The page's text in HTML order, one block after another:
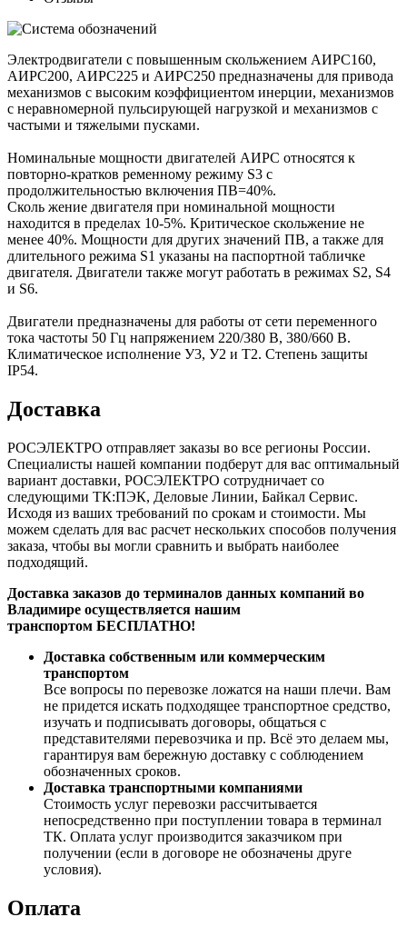
Электродвигатели с повышенным скольжением АИРС160,
АИРС200, АИРС225 и АИРС250 предназначены для привода
механизмов с высоким коэффициентом инерции, механизмов
с неравномерной пульсирующей нагрузкой и механизмов с
частыми и тяжелыми пусками.
Номинальные мощности двигателей АИРС относятся к
повторно-кратков ременному режиму S3 с
продолжительностью включения ПВ=40%.
Сколь жение двигателя при номинальной мощности
находится в пределах 10-5%. Критическое скольжение не
менее 40%. Мощности для других значений ПВ, а также для
длительного режима S1 указаны на паспортной табличке
двигателя. Двигатели также могут работать в режимах S2, S4
и S6.
Двигатели предназначены для работы от сети переменного
тока частоты 50 Гц напряжением 220/380 В, 380/660 В.
Климатическое исполнение У3, У2 и Т2. Степень защиты
IP54.
Доставка
РОСЭЛЕКТРО отправляет заказы во все регионы России.
Специалисты нашей компании подберут для вас оптимальный
вариант доставки, РОСЭЛЕКТРО сотрудничает со
следующими ТК:ПЭК, Деловые Линии, Байкал Сервис.
Исходя из ваших требований по срокам и стоимости. Мы
можем сделать для вас расчет нескольких способов получения
заказа, чтобы вы могли сравнить и выбрать наиболее
подходящий.
Доставка заказов до терминалов данных компаний во
Владимире осуществляется нашим
транспортом БЕСПЛАТНО!
Доставка собственным или коммерческим
транспортом
Все вопросы по перевозке ложатся на наши плечи. Вам
не придется искать подходящее транспортное средство,
изучать и подписывать договоры, общаться с
представителями перевозчика и пр. Всё это делаем мы,
гарантируя вам бережную доставку с соблюдением
обозначенных сроков.
Доставка транспортными компаниями
Стоимость услуг перевозки рассчитывается
непосредственно при поступлении товара в терминал
ТК. Оплата услуг производится заказчиком при
получении (если в договоре не обозначены друге
условия).
Оплата